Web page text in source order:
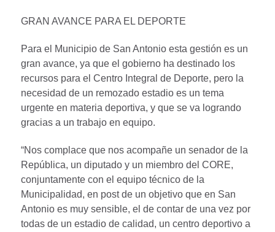
GRAN AVANCE PARA EL DEPORTE
Para el Municipio de San Antonio esta gestión es un
gran avance, ya que el gobierno ha destinado los
recursos para el Centro Integral de Deporte, pero la
necesidad de un remozado estadio es un tema
urgente en materia deportiva, y que se va logrando
gracias a un trabajo en equipo.
“Nos complace que nos acompañe un senador de la
República, un diputado y un miembro del CORE,
conjuntamente con el equipo técnico de la
Municipalidad, en post de un objetivo que en San
Antonio es muy sensible, el de contar de una vez por
todas de un estadio de calidad, un centro deportivo a